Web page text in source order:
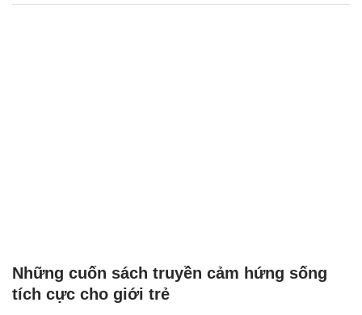
Những cuốn sách truyền cảm hứng sống
tích cực cho giới trẻ